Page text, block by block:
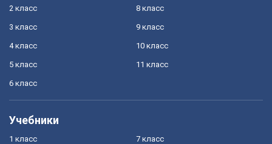
2 класс
3 класс
4 класс
5 класс
6 класс
8 класс
9 класс
10 класс
11 класс
Учебники
1 класс 7 класс